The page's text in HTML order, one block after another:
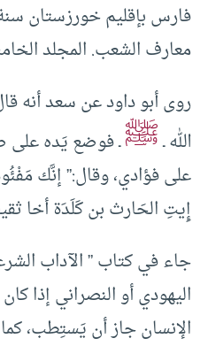
معارف الشعب. المجلد
روى أبو داود عن سعد أنه
الله ـﷺـ فوضع يَده
على فؤادي، وقال:” إنَّك
إِيتِ الحَارث بن كَلَدَة أخا
جاء في كتاب ” الآداب
اليهودي أو النصراني إذا
الإنسان جاز أن يَستِطب،